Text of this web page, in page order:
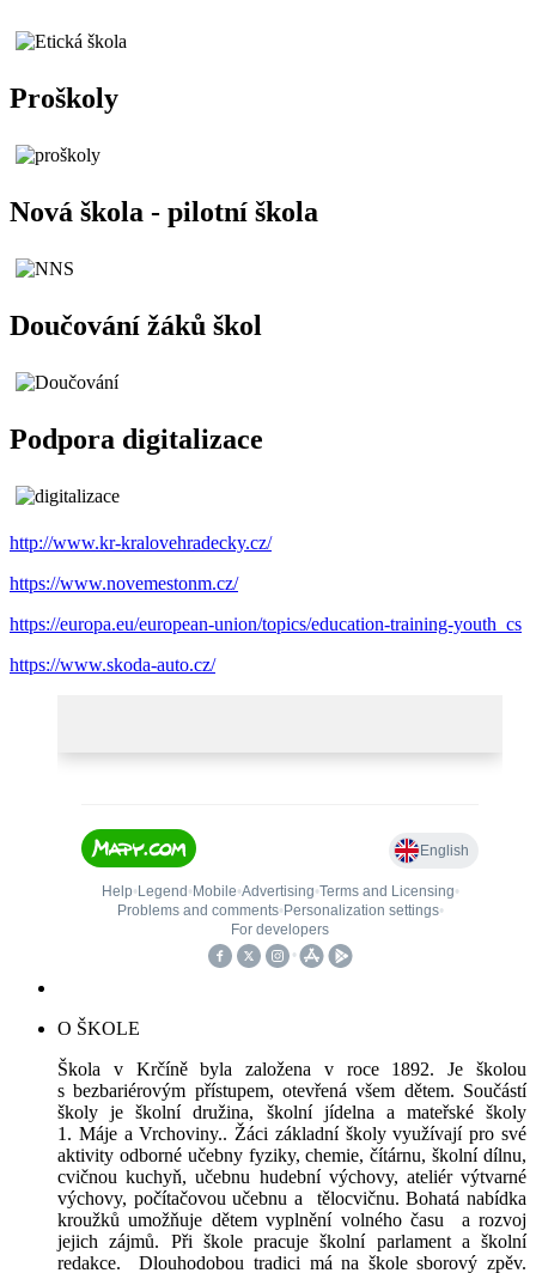
Proškoly
Nová škola - pilotní škola
Doučování žáků škol
Podpora digitalizace
http://www.kr-kralovehradecky.cz/
https://www.novemestonm.cz/
https://europa.eu/european-union/topics/education-training-youth_cs
https://www.skoda-auto.cz/
O ŠKOLE
Škola v Krčíně byla založena v roce 1892. Je školou
s bezbariérovým přístupem, otevřená všem dětem. Součástí
školy je školní družina, školní jídelna a mateřské školy
1. Máje a Vrchoviny.. Žáci základní školy využívají pro své
aktivity odborné učebny fyziky, chemie, čítárnu, školní dílnu,
cvičnou kuchyň, učebnu hudební výchovy, ateliér výtvarné
výchovy, počítačovou učebnu a tělocvičnu. Bohatá nabídka
kroužků umožňuje dětem vyplnění volného času a rozvoj
jejich zájmů. Při škole pracuje školní parlament a školní
redakce. Dlouhodobou tradici má na škole sborový zpěv.